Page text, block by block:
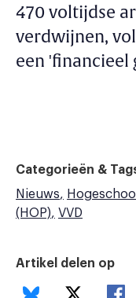
470 voltijdse
verdwijnen,
een 'financieel
Categorieën &
Nieuws
(HOP)
VVD
Artikel delen op